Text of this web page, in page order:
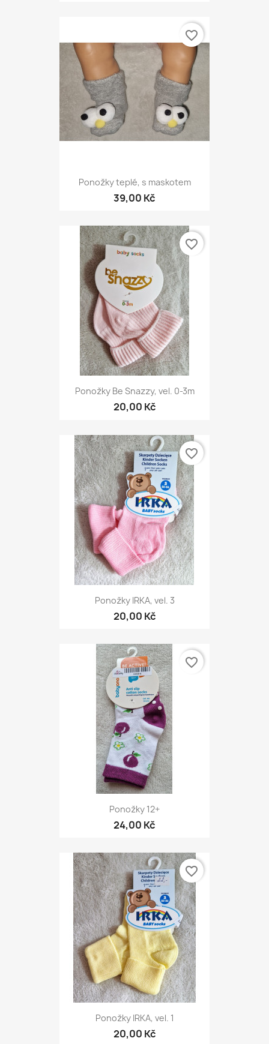
Ponožky teplé, s maskotem
39,00 Kč
favorite_border
Ponožky Be Snazzy, vel. 0-3m
20,00 Kč
favorite_border
Ponožky IRKA, vel. 3
20,00 Kč
favorite_border
Ponožky 12+
24,00 Kč
favorite_border
Ponožky IRKA, vel. 1
20,00 Kč
favorite_border